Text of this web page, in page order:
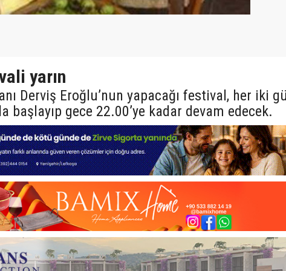
yarın
Derviş Eroğlu’nun yapacağı festival, her iki
başlayıp gece 22.00’ye kadar devam edecek.